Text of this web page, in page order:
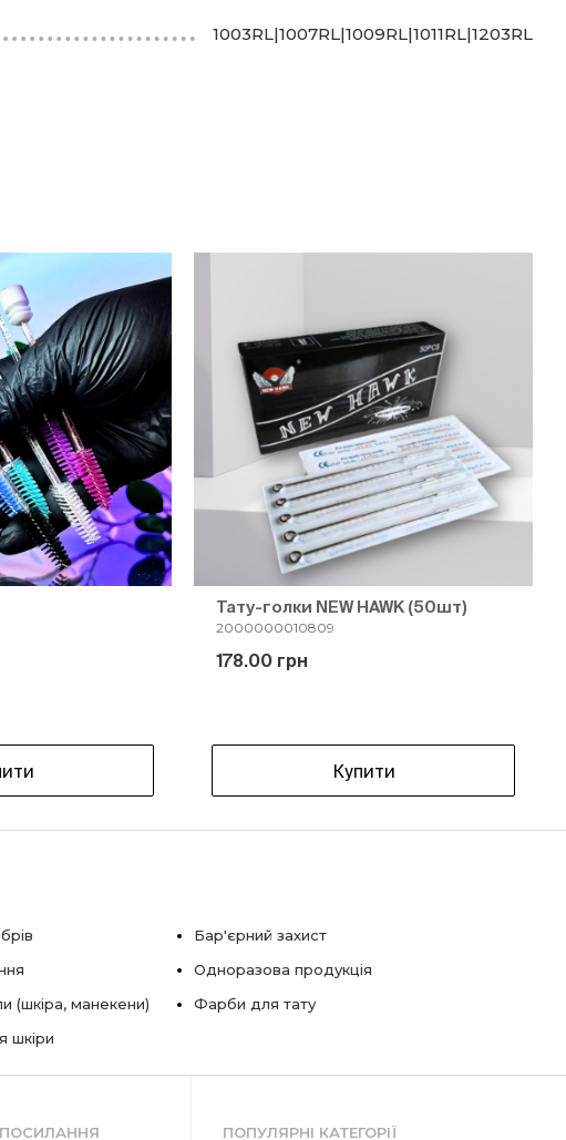
1003RL|1007RL|1009RL|1011RL|1203RL
Тату-голки NEW HAWK (50шт)
2000000010809
178.00 грн
Купити
(шкіра, манекени)
шкіри
Бар'єрний захист
Одноразова продукція
Фарби для тату
ПОПУЛЯРНІ КАТЕГОРІЇ